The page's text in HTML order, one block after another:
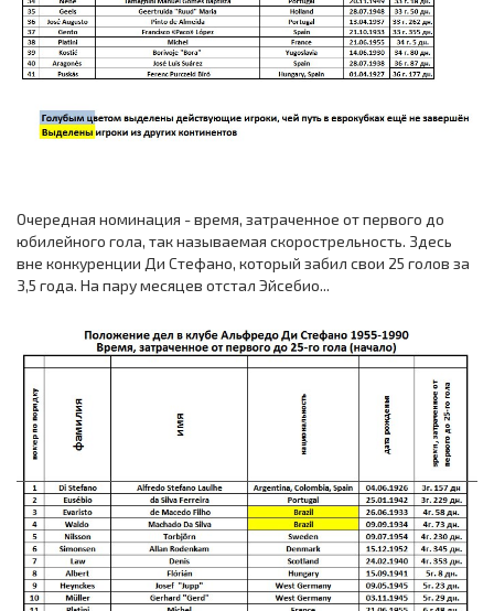
Очередная номинация - время, затраченное от первого до
юбилейного гола, так называемая скорострельность. Здесь
вне конкуренции Ди Стефано, который забил свои 25 голов за
3,5 года. На пару месяцев отстал Эйсебио...